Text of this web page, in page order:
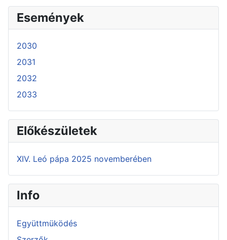
Események
2030
2031
2032
2033
Előkészületek
XIV. Leó pápa 2025 novemberében
Info
Együttmüködés